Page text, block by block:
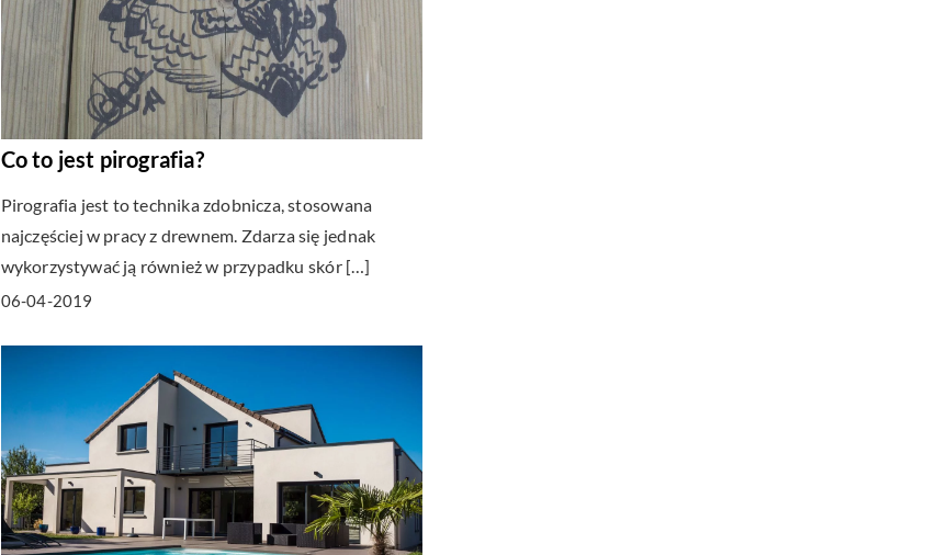
Co to jest pirografia?
Pirografia jest to technika zdobnicza, stosowana
najczęściej w pracy z drewnem. Zdarza się jednak
wykorzystywać ją również w przypadku skór […]
06-04-2019